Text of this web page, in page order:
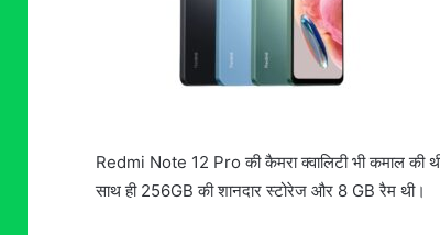
Redmi Note 12 Pro की कैमरा क्वालिटी भी कमाल
साथ ही 256GB की शानदार स्टोरेज और 8 GB रैम थी।